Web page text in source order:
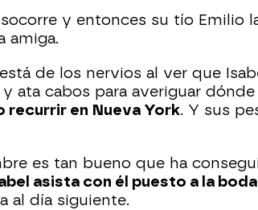
y entonces su tío Emilio
amiga.
de los nervios al ver que
y ata cabos para averiguar
recurrir en Nueva York. Y sus
es tan bueno que ha
asista con él puesto a la
al día siguiente.